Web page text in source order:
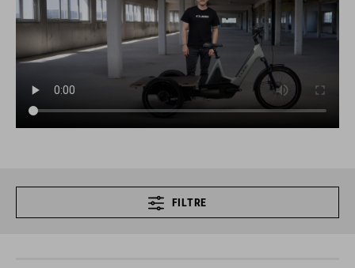
FILTRE